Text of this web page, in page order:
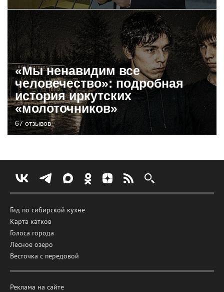
«Мы ненавидим все
человечество»: подробная
история иркутских
«молоточников»
67 отзывов
Гид по сибирской кухне
Карта катков
Голоса города
Лесное озеро
Весточка с передовой
Реклама на сайте